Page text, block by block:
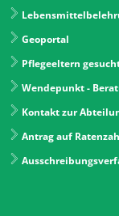
Geoportal
Pflegeeltern
Wendepunkt -
Kontakt zur
Antrag auf